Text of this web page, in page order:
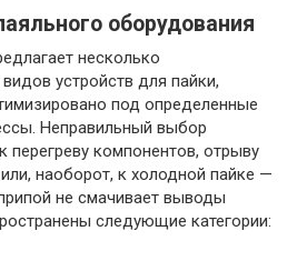
оборудования
несколько
устройств для пайки,
под определенные
Неправильный выбор
перегреву компонентов, отрыву
наоборот, к холодной пайке —
не смачивает выводы
следующие категории: